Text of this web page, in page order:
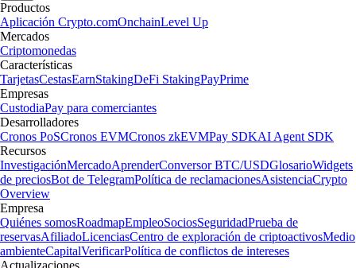
Productos
Aplicación Crypto.comOnchainLevel Up
Mercados
Criptomonedas
Características
TarjetasCestasEarnStakingDeFi StakingPayPrime
Empresas
CustodiaPay para comerciantes
Desarrolladores
Cronos PoSCronos EVMCronos zkEVMPay SDKAI Agent SDK
Recursos
InvestigaciónMercadoAprenderConversor BTC/USDGlosarioWidgets
de preciosBot de TelegramPolítica de reclamacionesAsistenciaCrypto
Overview
Empresa
Quiénes somosRoadmapEmpleoSociosSeguridadPrueba de
reservasAfiliadoLicenciasCentro de exploración de criptoactivosMedio
ambienteCapitalVerificarPolítica de conflictos de intereses
Actualizaciones